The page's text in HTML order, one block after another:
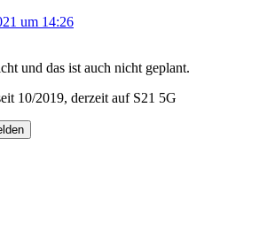
um 14:26
und das ist auch nicht geplant.
10/2019, derzeit auf S21 5G